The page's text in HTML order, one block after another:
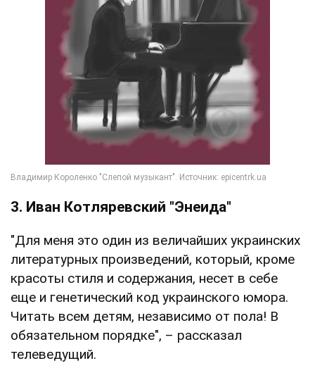
3. Иван Котляревский "Энеида"
"Для меня это один из величайших украинских
литературных произведений, который, кроме
красоты стиля и содержания, несет в себе
еще и генетический код украинского юмора.
Читать всем детям, независимо от пола! В
обязательном порядке", – рассказал
телеведущий.